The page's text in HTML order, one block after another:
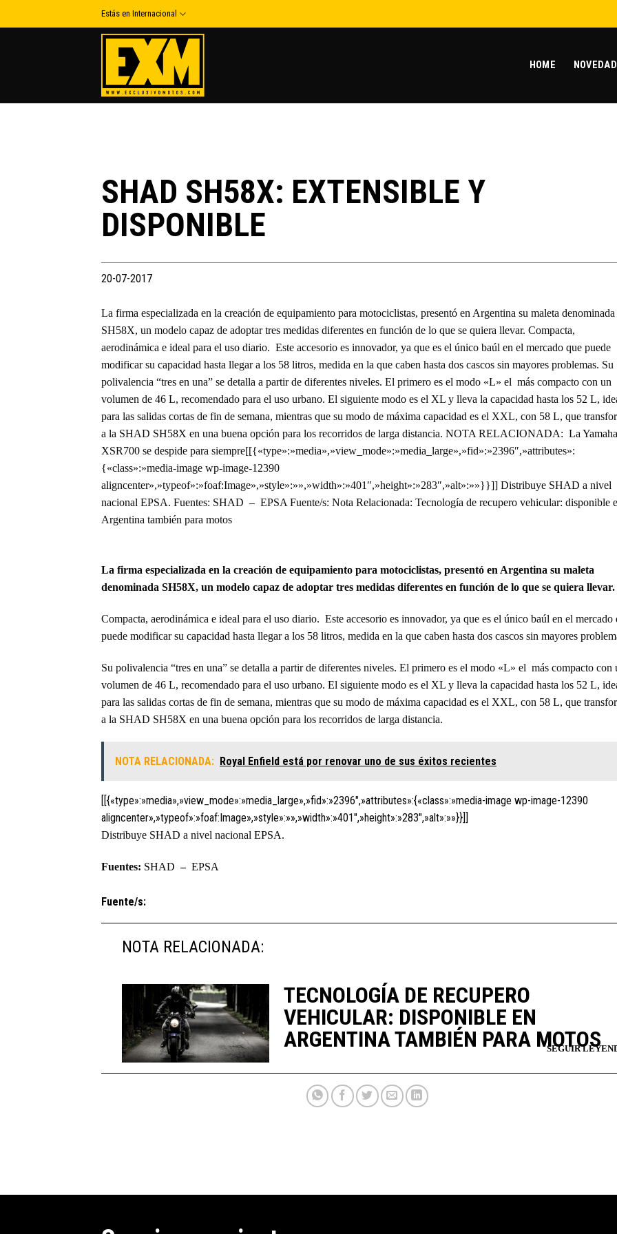
to
Estás en Internacional
HOME
SHAD SH58X: EXTENSIBLE Y
DISPONIBLE
20-07-2017
La firma especializada en la creación de equipamiento para motociclistas, presentó en Argentina su maleta denominada
SH58X, un modelo capaz de adoptar tres medidas diferentes en función de lo que se quiera llevar. Compacta,
aerodinámica e ideal para el uso diario. Este accesorio es innovador, ya que es el único baúl en el mercado que puede
modificar su capacidad hasta llegar a los 58 litros, medida en la que caben hasta dos cascos sin mayores problemas. Su
polivalencia “tres en una” se detalla a partir de diferentes niveles. El primero es el modo «L» el más compacto con un
volumen de 46 L, recomendado para el uso urbano. El siguiente modo es el XL y lleva la capacidad hasta los 52 L,
para las salidas cortas de fin de semana, mientras que su modo de máxima capacidad es el XXL, con 58 L, que
a la SHAD SH58X en una buena opción para los recorridos de larga distancia. NOTA RELACIONADA: La Yamaha
XSR700 se despide para siempre[[{«type»:»media»,»view_mode»:»media_large»,»fid»:»2396″,»attributes»:
{«class»:»media-image wp-image-12390
aligncenter»,»typeof»:»foaf:Image»,»style»:»»,»width»:»401″,»height»:»283″,»alt»:»»}}]] Distribuye SHAD a nivel
nacional EPSA. Fuentes: SHAD – EPSA Fuente/s: Nota Relacionada: Tecnología de recupero vehicular: disponible
Argentina también para motos
La firma especializada en la creación de equipamiento para motociclistas, presentó en Argentina su maleta
denominada SH58X, un modelo capaz de adoptar tres medidas diferentes en función de lo que se quiera llevar.
Compacta, aerodinámica e ideal para el uso diario. Este accesorio es innovador, ya que es el único baúl en el mercado
puede modificar su capacidad hasta llegar a los 58 litros, medida en la que caben hasta dos cascos sin mayores
Su polivalencia “tres en una” se detalla a partir de diferentes niveles. El primero es el modo «L» el más compacto con
volumen de 46 L, recomendado para el uso urbano. El siguiente modo es el XL y lleva la capacidad hasta los 52 L,
para las salidas cortas de fin de semana, mientras que su modo de máxima capacidad es el XXL, con 58 L, que
a la SHAD SH58X en una buena opción para los recorridos de larga distancia.
NOTA RELACIONADA: Royal Enfield está por renovar uno de sus éxitos recientes
[[{«type»:»media»,»view_mode»:»media_large»,»fid»:»2396″,»attributes»:{«class»:»media-image wp-image-12390
aligncenter»,»typeof»:»foaf:Image»,»style»:»»,»width»:»401″,»height»:»283″,»alt»:»»}}]]
Distribuye SHAD a nivel nacional EPSA.
Fuentes: SHAD – EPSA
Fuente/s:
NOTA RELACIONADA:
TECNOLOGÍA DE RECUPERO
VEHICULAR: DISPONIBLE EN
ARGENTINA TAMBIÉN PARA MOTOS